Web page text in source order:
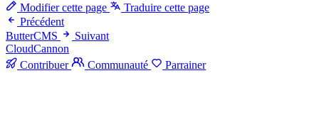
Modifier cette page
Traduire cette page
Précédent
ButterCMS
Suivant
CloudCannon
Contribuer
Communauté Parrainer